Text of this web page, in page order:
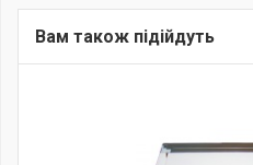
Вам також підійдуть